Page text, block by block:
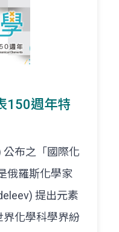
150週年特
公布之「國際化
俄羅斯化學家
提出元素
化學科學界紛